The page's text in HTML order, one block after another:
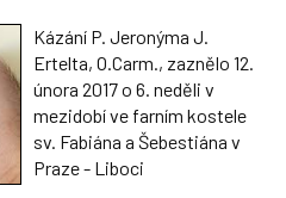
Kázání P. Jeronýma J.
Ertelta, O.Carm., zaznělo 12.
února 2017 o 6. neděli v
mezidobí ve farním kostele
sv. Fabiána a Šebestiána v
Praze - Liboci